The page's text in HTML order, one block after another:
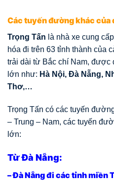
Các tuyến đường khác của
Trọng Tấn là nhà xe cung
hóa đi trên 63 tỉnh thành của
trải dài từ Bắc chí Nam, được
lớn như: Hà Nội, Đà Nẵng,
Thơ,…
Trọng Tấn có các tuyến
– Trung – Nam, các tuyến
lớn:
Từ Đà Nẵng:
– Đà Nẵng đi các tỉnh miền